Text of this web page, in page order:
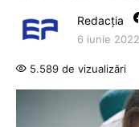
Redacția
6 iunie 2022
5.589 de vizualizări